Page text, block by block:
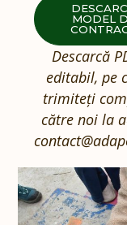
MODEL
Descarcă
editabil, pe
trimiteți
către noi la